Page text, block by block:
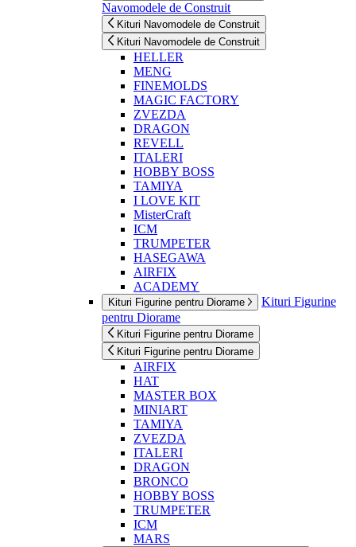
Navomodele de Construit
Kituri Navomodele de Construit
Kituri Navomodele de Construit
HELLER
MENG
FINEMOLDS
MAGIC FACTORY
ZVEZDA
DRAGON
REVELL
ITALERI
HOBBY BOSS
TAMIYA
I LOVE KIT
MisterCraft
ICM
TRUMPETER
HASEGAWA
AIRFIX
ACADEMY
Kituri Figurine pentru Diorame
Kituri Figurine
pentru Diorame
Kituri Figurine pentru Diorame
Kituri Figurine pentru Diorame
AIRFIX
HAT
MASTER BOX
MINIART
TAMIYA
ZVEZDA
ITALERI
DRAGON
BRONCO
HOBBY BOSS
TRUMPETER
ICM
MARS